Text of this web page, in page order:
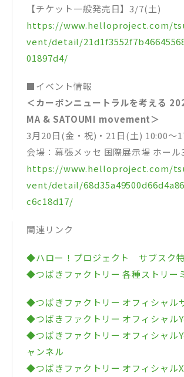
【チケット一般発売日】3/7(土)
https://www.helloproject.com/
vent/detail/
01897d4/
■イベント情報
＜カーボンニュートラルを考える
MA & SATOUMI movement＞
3月20日(金・祝)・21日(土) 10:00～
会場：幕張メッセ 国際展示場 ホール
https://www.helloproject.com/
vent/detail/
c6c18d17/
関連リンク
◆ハロー！プロジェクト サブスク
◆つばきファクトリー 各種ストリー
◆つばきファクトリー オフィシャル
◆つばきファクトリー オフィシャル
◆つばきファクトリー オフィシャル
ャンネル
◆つばきファクトリー オフィシャルX